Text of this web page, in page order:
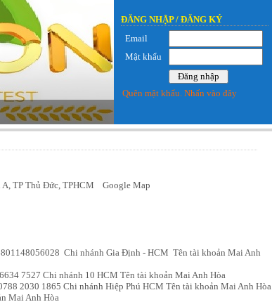
ĐĂNG NHẬP / ĐĂNG KÝ
Email
Mật khẩu
Quên mật khẩu. Nhấn vào đây
A, TP Thủ Đức, TPHCM Google Map
Chi nhánh Gia Định - HCM Tên tài khoản Mai Anh
7527 Chi nhánh 10 HCM Tên tài khoản Mai Anh Hòa
2030 1865 Chi nhánh Hiệp Phú HCM Tên tài khoản Mai Anh Hòa
Mai Anh Hòa